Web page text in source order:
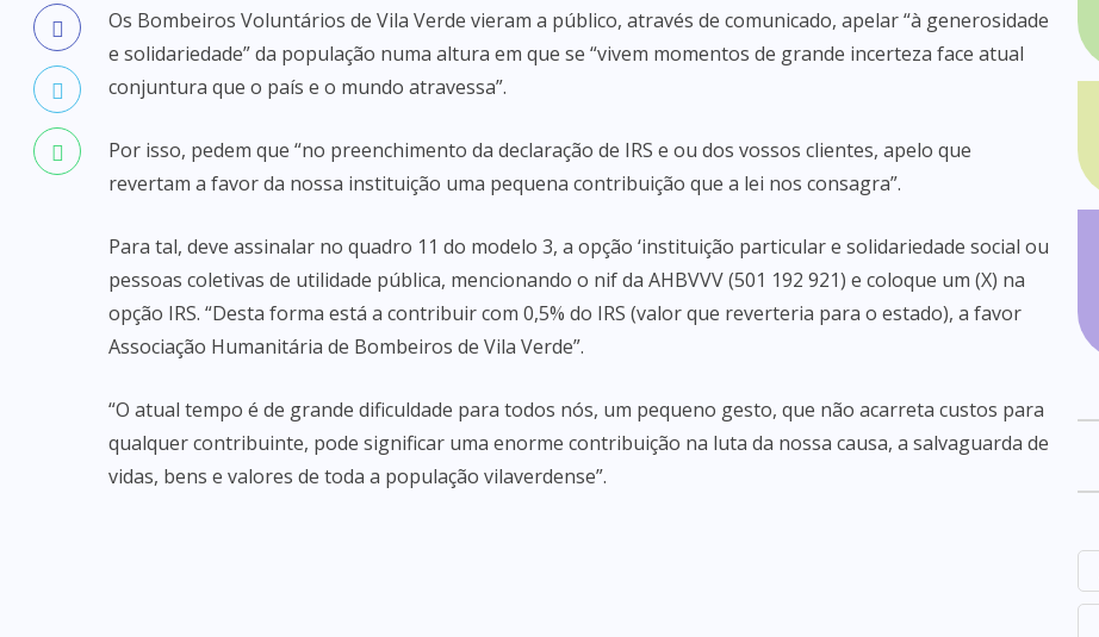
Os Bombeiros Voluntários de Vila Verde vieram a público, através de comunicado, apelar “à generosidade
e solidariedade” da população numa altura em que se “vivem momentos de grande incerteza face atual
conjuntura que o país e o mundo atravessa”.
Por isso, pedem que “no preenchimento da declaração de IRS e ou dos vossos clientes, apelo que
revertam a favor da nossa instituição uma pequena contribuição que a lei nos consagra”.
Para tal, deve assinalar no quadro 11 do modelo 3, a opção ‘instituição particular e solidariedade social ou
pessoas coletivas de utilidade pública, mencionando o nif da AHBVVV (501 192 921) e coloque um (X) na
opção IRS. “Desta forma está a contribuir com 0,5% do IRS (valor que reverteria para o estado), a favor
Associação Humanitária de Bombeiros de Vila Verde”.
“O atual tempo é de grande dificuldade para todos nós, um pequeno gesto, que não acarreta custos para
qualquer contribuinte, pode significar uma enorme contribuição na luta da nossa causa, a salvaguarda de
vidas, bens e valores de toda a população vilaverdense”.